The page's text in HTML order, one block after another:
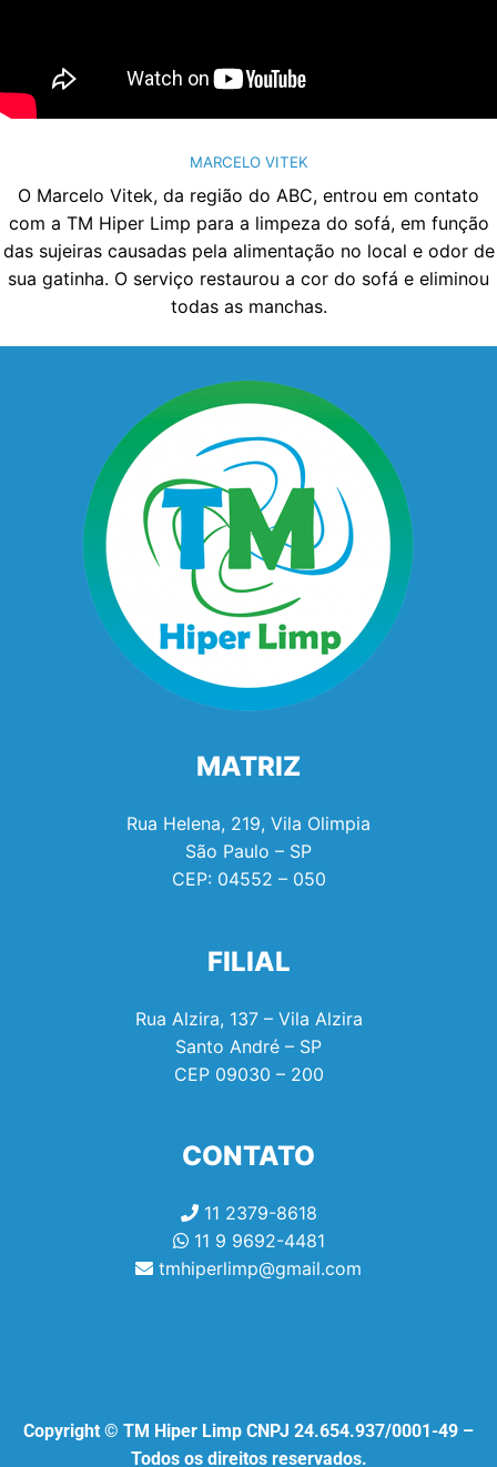
MARCELO VITEK
O Marcelo Vitek, da região do ABC, entrou em contato
com a TM Hiper Limp para a limpeza do sofá, em função
das sujeiras causadas pela alimentação no local e odor de
sua gatinha. O serviço restaurou a cor do sofá e eliminou
todas as manchas.
MATRIZ
Rua Helena, 219, Vila Olimpia
São Paulo – SP
CEP: 04552 – 050
FILIAL
Rua Alzira, 137 – Vila Alzira
Santo André – SP
CEP 09030 – 200
CONTATO
11 2379-8618
11 9 9692-4481
tmhiperlimp@gmail.com
Copyright © TM Hiper Limp CNPJ 24.654.937/0001-49 –
Todos os direitos reservados.